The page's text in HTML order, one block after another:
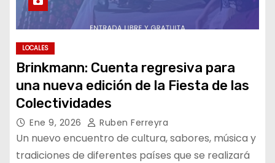
LOCALES
Brinkmann: Cuenta regresiva para
una nueva edición de la Fiesta de las
Colectividades
Ene 9, 2026 Ruben Ferreyra
Un nuevo encuentro de cultura, sabores, música y
tradiciones de diferentes países que se realizará